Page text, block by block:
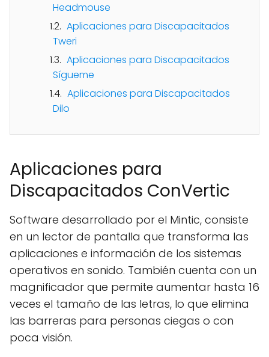
Headmouse
Aplicaciones para Discapacitados
Tweri
Aplicaciones para Discapacitados
Sígueme
Aplicaciones para Discapacitados
Dilo
Aplicaciones para
Discapacitados ConVertic
Software desarrollado por el Mintic, consiste
en un lector de pantalla que transforma las
aplicaciones e información de los sistemas
operativos en sonido. También cuenta con un
magnificador que permite aumentar hasta 16
veces el tamaño de las letras, lo que elimina
las barreras para personas ciegas o con
poca visión.